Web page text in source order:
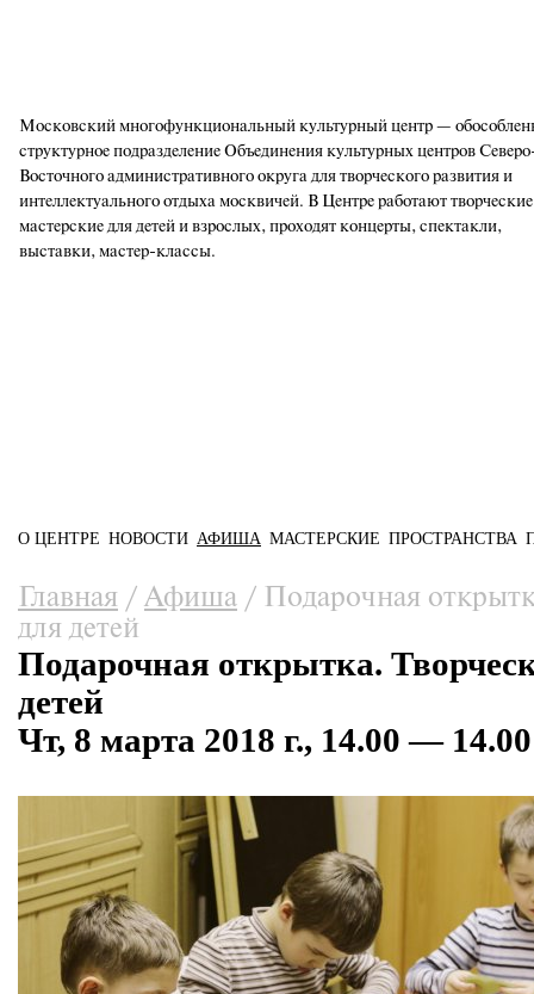
Московский многофункциональный культурный центр —
структурное подразделение Объединения культурных центров
Восточного административного округа для творческого развития и
интеллектуального отдыха москвичей. В Центре работают творческие
мастерские для детей и взрослых, проходят концерты, спектакли,
выставки, мастер-классы.
Главное меню
О ЦЕНТРЕ НОВОСТИ АФИША МАСТЕРСКИЕ ПРОСТРАНСТВА
Вы здесь
Главная / Афиша /
Подарочная
для детей
Подарочная открытка.
детей
Чт, 8 марта 2018 г., 14.00 — 14.00